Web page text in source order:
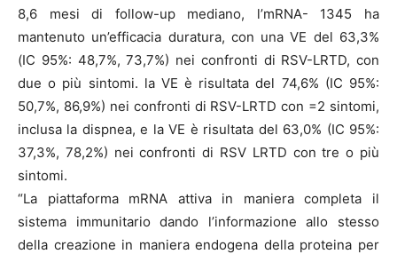
8,6 mesi di follow-up mediano, l’mRNA- 1345 ha
mantenuto un’efficacia duratura, con una VE del 63,3%
(IC 95%: 48,7%, 73,7%) nei confronti di RSV-LRTD, con
due o più sintomi. la VE è risultata del 74,6% (IC 95%:
50,7%, 86,9%) nei confronti di RSV-LRTD con =2 sintomi,
inclusa la dispnea, e la VE è risultata del 63,0% (IC 95%:
37,3%, 78,2%) nei confronti di RSV LRTD con tre o più
sintomi.
“La piattaforma mRNA attiva in maniera completa il
sistema immunitario dando l’informazione allo stesso
della creazione in maniera endogena della proteina per